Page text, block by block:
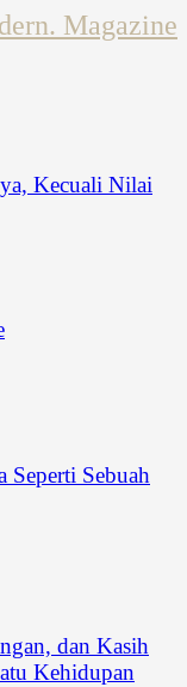
Kecuali Nilai
Sebuah
dan Kasih
Kehidupan